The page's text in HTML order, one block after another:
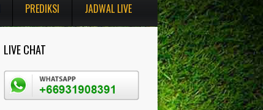
PREDIKSI JADWAL LIVE
LIVE CHAT